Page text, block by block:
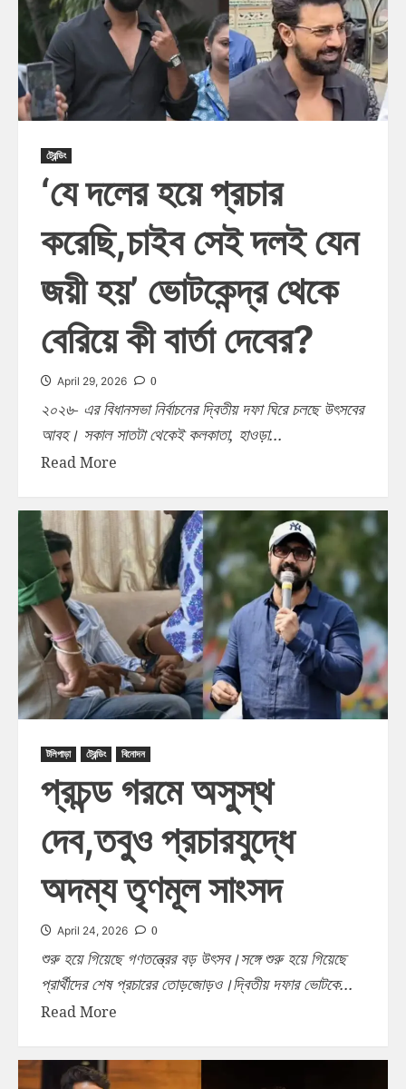
ট্রেন্ডিং
‘যে দলের হয়ে প্রচার
করেছি,চাইব সেই দলই যেন
জয়ী হয়’ ভোটকেন্দ্র থেকে
বেরিয়ে কী বার্তা দেবের?
April 29, 2026 0
২০২৬- এর বিধানসভা নির্বাচনের দ্বিতীয় দফা ঘিরে চলছে উৎসবের
আবহ। সকাল সাতটা থেকেই কলকাতা, হাওড়া...
Read More
টলিপাড়া ট্রেন্ডিং বিনোদন
প্রচন্ড গরমে অসুস্থ
দেব,তবুও প্রচারযুদ্ধে
অদম্য তৃণমূল সাংসদ
April 24, 2026 0
শুরু হয়ে গিয়েছে গণতন্ত্রের বড় উৎসব।সঙ্গে শুরু হয়ে গিয়েছে
প্রার্থীদের শেষ প্রচারের তোড়জোড়ও।দ্বিতীয় দফার ভোটকে...
Read More